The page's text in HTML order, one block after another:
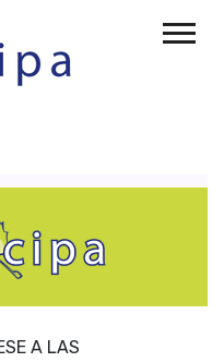
A LAS